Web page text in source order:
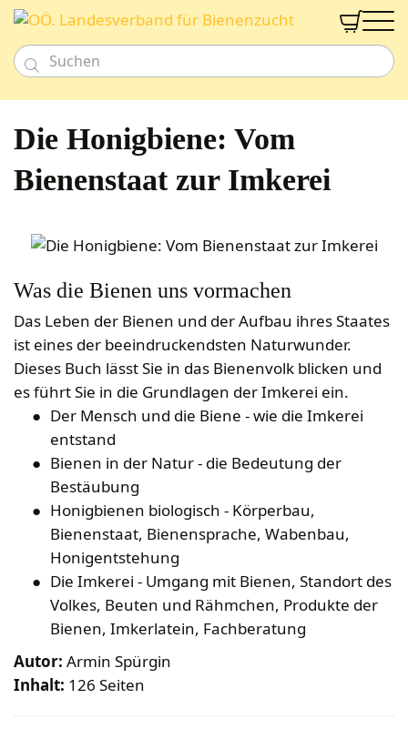

Imkereibedarf
Bienenarbeit
Werkzeug
Diverses für Bienenarbeit
Beuten und Rähmchen
EHM Uni Beute
Zander Beute
Segeberger Beute
Frankenbeute
Mini Plus
Dadant-Beuten & Kompatible Systeme
Wabenhonigwelt
Rähmchen & Zubehör
Diverses
Bienengesundheit
Wachs und Verarbeitung
Königinnenzucht
Zuchtsysteme
Begattungskästchen
Königinnen zeichnen
Diverses für Königinnenzucht
Honigernte
Schleudern
Siebe
Lagerung
Propolisernte
Pollenernte
Honigverarbeitung
Verkaufsgebinde
Bekleidung
Stockwaagen
Bienenluft
Fachliteratur
Imkerei
Bienengesundheit
Bienenweide
Honig & Bienenprodukte
Königinnenzucht
Diverse Fachliteratur
Honig- & Naturprodukte
Honig
Nahrungsergänzungen
Dusch- & Schaumbäder
Haarpflegeprodukte
Seifen
Cremen & Salben
Lippenpflege
Mundhygiene
Geschenke/Diverses
Kerzen & Zubehör
Kerzenwachs
Gießformen
Kerzen
Zubehör
Geschenkideen
Tierbedarf
Bienenpatenschaft
Bienenweide
Gutschein
Verband
Imkershop
Labor
Versandkosten
Newsletteranmeldung
Anmelden

Die Honigbiene: Vom
Bienenstaat zur Imkerei
Was die Bienen uns vormachen
Das Leben der Bienen und der Aufbau ihres Staates
ist eines der beeindruckendsten Naturwunder.
Dieses Buch lässt Sie in das Bienenvolk blicken und
es führt Sie in die Grundlagen der Imkerei ein.
Der Mensch und die Biene - wie die Imkerei
entstand
Bienen in der Natur - die Bedeutung der
Bestäubung
Honigbienen biologisch - Körperbau,
Bienenstaat, Bienensprache, Wabenbau,
Honigentstehung
Die Imkerei - Umgang mit Bienen, Standort des
Volkes, Beuten und Rähmchen, Produkte der
Bienen, Imkerlatein, Fachberatung
Autor: Armin Spürgin
Inhalt: 126 Seiten